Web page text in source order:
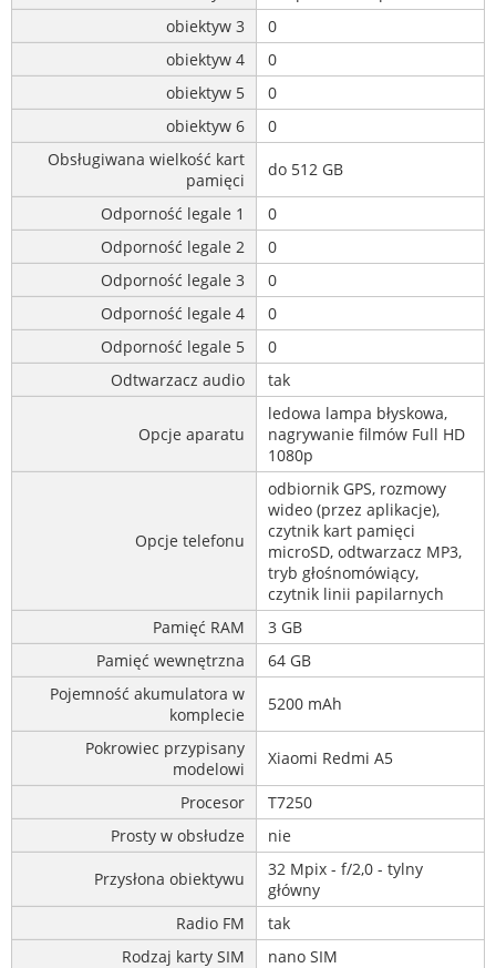
obiektyw 3
0
obiektyw 4
0
obiektyw 5
0
obiektyw 6
0
Obsługiwana wielkość kart
pamięci
do 512 GB
Odporność legale 1
0
Odporność legale 2
0
Odporność legale 3
0
Odporność legale 4
0
Odporność legale 5
0
Odtwarzacz audio
tak
Opcje aparatu
ledowa lampa błyskowa,
nagrywanie filmów Full HD
1080p
Opcje telefonu
odbiornik GPS, rozmowy
wideo (przez aplikacje),
czytnik kart pamięci
microSD, odtwarzacz MP3,
tryb głośnomówiący,
czytnik linii papilarnych
Pamięć RAM
3 GB
Pamięć wewnętrzna
64 GB
Pojemność akumulatora w
komplecie
5200 mAh
Pokrowiec przypisany
modelowi
Xiaomi Redmi A5
Procesor
T7250
Prosty w obsłudze
nie
Przysłona obiektywu
32 Mpix - f/2,0 - tylny
główny
Radio FM
tak
Rodzaj karty SIM
nano SIM